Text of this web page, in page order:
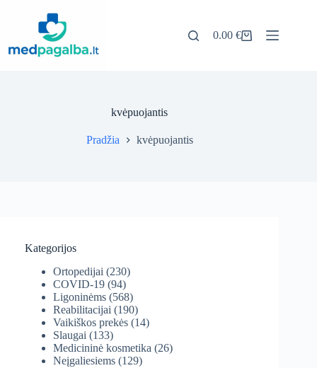
Pirkinių
0.00€
kvėpuojantis
Pradžia kvėpuojantis
Kategorijos
Ortopedijai (230)
COVID-19 (94)
Ligoninėms (568)
Reabilitacijai (190)
Vaikiškos prekės (14)
Slaugai (133)
Medicininė kosmetika (26)
Neįgaliesiems (129)